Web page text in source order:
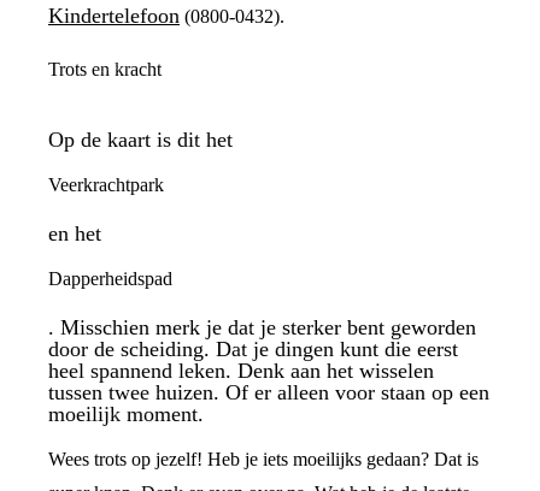
Kindertelefoon (0800-0432).
Trots en kracht
Op de kaart is dit het
Veerkrachtpark
en het
Dapperheidspad
. Misschien merk je dat je sterker bent geworden
door de scheiding. Dat je dingen kunt die eerst
heel spannend leken. Denk aan het wisselen
tussen twee huizen. Of er alleen voor staan op een
moeilijk moment.
Wees trots op jezelf! Heb je iets moeilijks gedaan? Dat is